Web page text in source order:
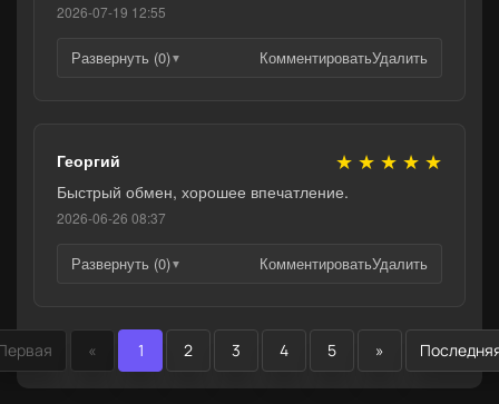
2026-07-19 12:55
Развернуть (0)▼ КомментироватьУдалить
Георгий ★ ★ ★ ★ ★
Быстрый обмен, хорошее впечатление.
2026-06-26 08:37
Развернуть (0)▼ КомментироватьУдалить
« 1 2 3 4 5 »